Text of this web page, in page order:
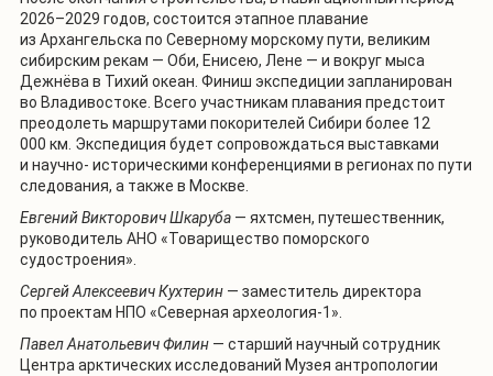
2026–2029 годов, состоится этапное плавание
из Архангельска по Северному морскому пути, великим
сибирским рекам — Оби, Енисею, Лене — и вокруг мыса
Дежнёва в Тихий океан. Финиш экспедиции запланирован
во Владивостоке. Всего участникам плавания предстоит
преодолеть маршрутами покорителей Сибири более 12
000 км. Экспедиция будет сопровождаться выставками
и научно- историческими конференциями в регионах по пути
следования, а также в Москве.
Евгений Викторович Шкаруба — яхтсмен, путешественник,
руководитель АНО «Товарищество поморского
судостроения».
Сергей Алексеевич Кухтерин — заместитель директора
по проектам НПО «Северная археология-1».
Павел Анатольевич Филин — старший научный сотрудник
Центра арктических исследований Музея антропологии